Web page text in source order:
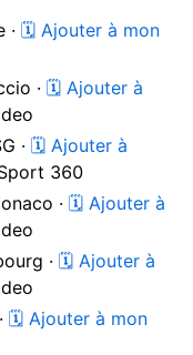
· 🗓 Ajouter à mon
· 🗓 Ajouter à
· 🗓 Ajouter à
360
· 🗓 Ajouter à
· 🗓 Ajouter à
🗓 Ajouter à mon